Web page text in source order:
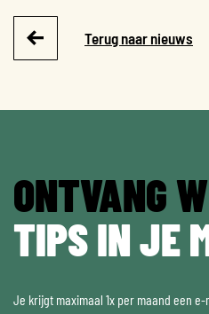
Terug naar nieuws
ONTVANG
TIPS IN JE
Je krijgt maximaal 1x per maand een